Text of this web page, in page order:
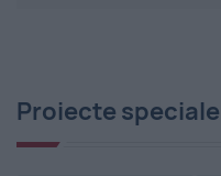
Proiecte speciale